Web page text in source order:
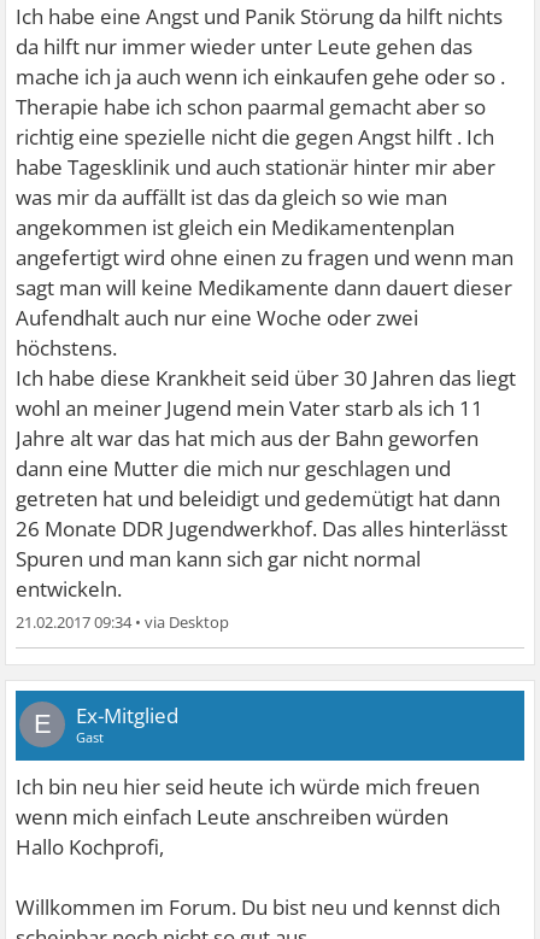
Ich habe eine Angst und Panik Störung da hilft nichts
da hilft nur immer wieder unter Leute gehen das
mache ich ja auch wenn ich einkaufen gehe oder so .
Therapie habe ich schon paarmal gemacht aber so
richtig eine spezielle nicht die gegen Angst hilft . Ich
habe Tagesklinik und auch stationär hinter mir aber
was mir da auffällt ist das da gleich so wie man
angekommen ist gleich ein Medikamentenplan
angefertigt wird ohne einen zu fragen und wenn man
sagt man will keine Medikamente dann dauert dieser
Aufendhalt auch nur eine Woche oder zwei
höchstens.
Ich habe diese Krankheit seid über 30 Jahren das liegt
wohl an meiner Jugend mein Vater starb als ich 11
Jahre alt war das hat mich aus der Bahn geworfen
dann eine Mutter die mich nur geschlagen und
getreten hat und beleidigt und gedemütigt hat dann
26 Monate DDR Jugendwerkhof. Das alles hinterlässt
Spuren und man kann sich gar nicht normal
entwickeln.
21.02.2017 09:34•
E Ex-Mitglied
Gast
Ich bin neu hier seid heute ich würde mich freuen
wenn mich einfach Leute anschreiben würden
Hallo Kochprofi,
Willkommen im Forum. Du bist neu und kennst dich